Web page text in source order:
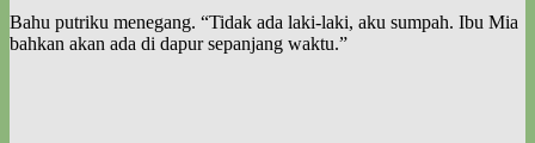
Bahu putriku menegang. “Tidak ada laki-laki, aku sumpah. Ibu Mia
bahkan akan ada di dapur sepanjang waktu.”